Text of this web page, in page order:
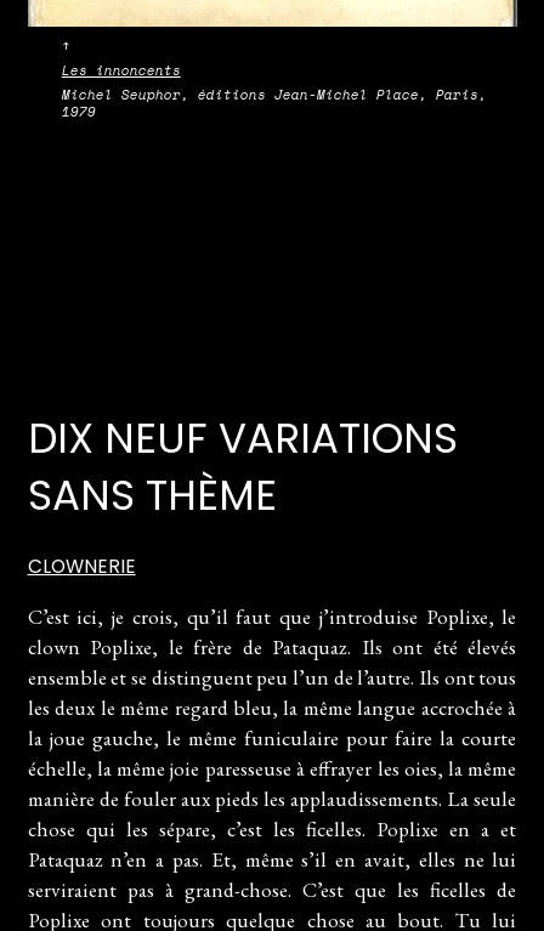
↑
Les innoncents
Michel Seuphor, éditions Jean-Michel Place, Paris,
1979
DIX NEUF VARIATIONS
SANS THÈME
CLOWNERIE
C’est ici, je crois, qu’il faut que j’introduise Poplixe, le
clown Poplixe, le frère de Pataquaz. Ils ont été élevés
ensemble et se distinguent peu l’un de l’autre. Ils ont tous
les deux le même regard bleu, la même langue accrochée à
la joue gauche, le même funiculaire pour faire la courte
échelle, la même joie paresseuse à effrayer les oies, la même
manière de fouler aux pieds les applaudissements. La seule
chose qui les sépare, c’est les ficelles. Poplixe en a et
Pataquaz n’en a pas. Et, même s’il en avait, elles ne lui
serviraient pas à grand-chose. C’est que les ficelles de
Poplixe ont toujours quelque chose au bout. Tu lui